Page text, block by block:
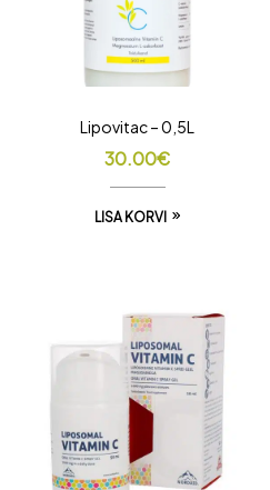
Lipovitac – 0,5L
30.00€
LISA KORVI